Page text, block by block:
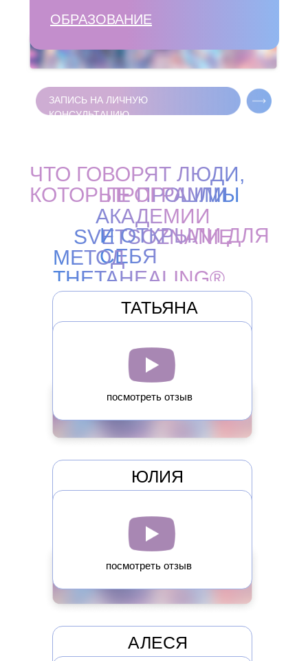
ОБРАЗОВАНИЕ
с помощью метода я помогу вам узнать
свое предназначение, осознать причины
безграничные возможности человека
и изменить свою реальность за короткое
ЗАПИСЬ НА ЛИЧНУЮ
КОНСУЛЬТАЦИЮ
ЧТО ГОВОРЯТ ЛЮДИ,
КОТОРЫЕ ПРОШЛИ
АКАДЕМИИ
SVETSOZNANIE
И ОТКРЫЛИ ДЛЯ
СЕБЯ
МЕТОД
THETAHEALING®
ПРОГРАММЫ
ТАТЬЯНА
посмотреть отзыв
ЮЛИЯ
посмотреть отзыв
АЛЕСЯ